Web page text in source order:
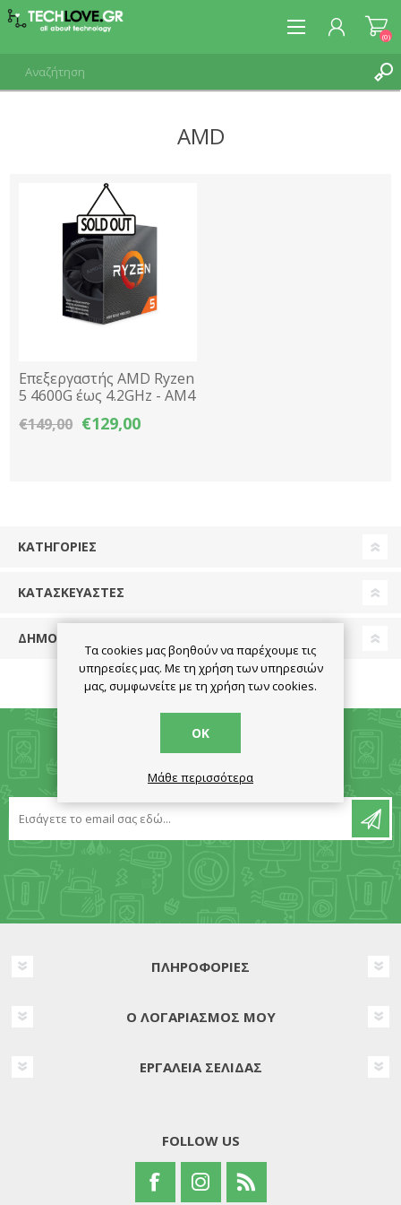
(0)
AMD
Επεξεργαστής AMD Ryzen
5 4600G έως 4.2GHz - AM4
€149,00 €129,00
ΚΑΤΗΓΟΡΊΕΣ
ΚΑΤΑΣΚΕΥΑΣΤΈΣ
ΔΗΜΟΦΙΛΕΙΣ ΕΤΙΚΕΤΕΣ
ΕΝΗΜΕΡΩΤΙΚΌ ΔΕΛΤΊΟ
ΠΛΗΡΟΦΟΡΊΕΣ
Ο ΛΟΓΑΡΙΑΣΜΌΣ ΜΟΥ
ΕΡΓΑΛΕΊΑ ΣΕΛΊΔΑΣ
FOLLOW US
Τα cookies μας βοηθούν να παρέχουμε τις
υπηρεσίες μας. Με τη χρήση των υπηρεσιών
μας, συμφωνείτε με τη χρήση των cookies.
ΟΚ
Μάθε περισσότερα